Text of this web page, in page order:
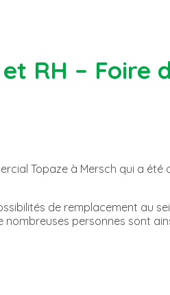
RH – Foire
Topaze à Mersch qui a été
de remplacement au
personnes sont